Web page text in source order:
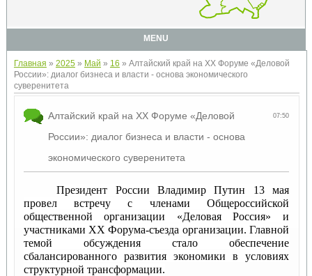
MENU
Главная » 2025 » Май » 16 » Алтайский край на ХХ Форуме «Деловой
России»: диалог бизнеса и власти - основа экономического
суверенитета
07:50
Алтайский край на ХХ Форуме «Деловой
России»: диалог бизнеса и власти - основа
экономического суверенитета
Президент России Владимир Путин 13 мая
провел встречу с членами Общероссийской
общественной организации «Деловая Россия» и
участниками XX Форума-съезда организации. Главной
темой обсуждения стало обеспечение
сбалансированного развития экономики в условиях
структурной трансформации.